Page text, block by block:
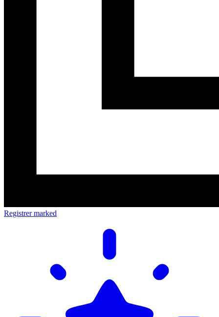
Registrer marked